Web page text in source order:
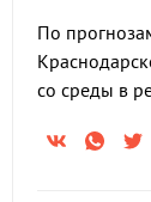
По
со среды в